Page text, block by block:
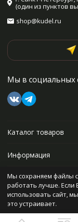
(один из пунктов
shop@kudel.ru
Мы в социальных
Каталог товаров
Информация
Прочее
Политика
Мы сохраняем файлы
работать лучше.
использовать сайт,
это устраивает.